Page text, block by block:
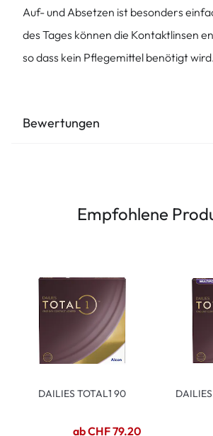
Auf- und Absetzen ist besonders
des Tages können die Kontaktlinsen
so dass kein Pflegemittel benötigt
Bewertungen
Empfohlene
DAILIES TOTAL1 90
ab CHF 79.20